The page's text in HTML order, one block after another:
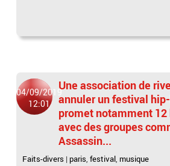
04/09/2019
12:01
Une association de
annuler un festival
promet notamment 12
avec des groupes
Assassin...
Faits-divers | paris,festival, musique